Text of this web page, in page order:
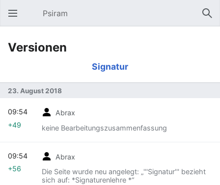
Hauptmenü öffnen Psiram
Versionen
Signatur
23. August 2018
Abrax
keine Bearbeitungszusammenfassung
09:54
+49
Abrax
Die Seite wurde neu angelegt: „'''Signatur''' bezieht
sich auf: *Signaturenlehre *“
09:54
+56